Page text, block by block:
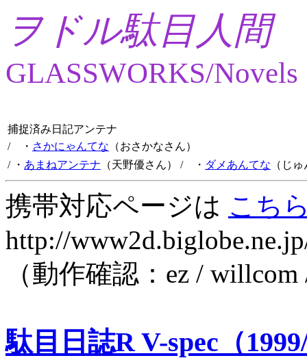
ヲドル駄目人間
GLASSWORKS/Novels
捕捉済み日記アンテナ
/ ・ さかにゃんてな （おさかなさん）
/ ・ あまねアンテナ （天野優さん） / ・ ダメあんてな （じ
携帯対応ページは こち
http://
（動作確認：ez /
駄目日誌R V-spec（